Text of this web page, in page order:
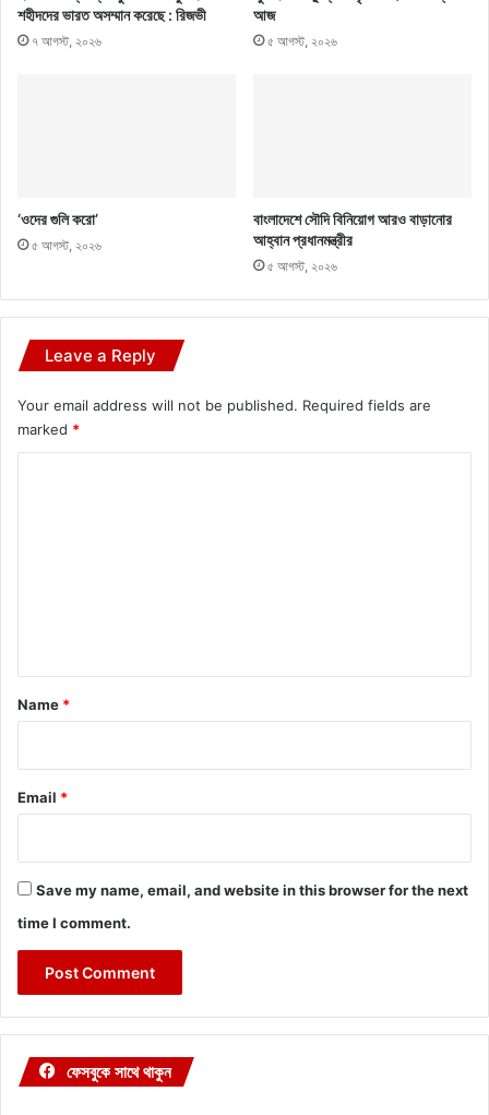
শহীদদের ভারত অসম্মান করেছে : রিজভী
৭ আগস্ট, ২০২৬
আজ
৫ আগস্ট, ২০২৬
‘ওদের গুলি করো’
৫ আগস্ট, ২০২৬
বাংলাদেশে সৌদি বিনিয়োগ আরও বাড়ানোর
আহ্বান প্রধানমন্ত্রীর
৫ আগস্ট, ২০২৬
Leave a Reply
Your email address will not be published. Required fields are
marked *
*
Name *
Email *
Save my name, email, and website in this browser for the next
time I comment.
ফেসবুকে সাথে থাকুন